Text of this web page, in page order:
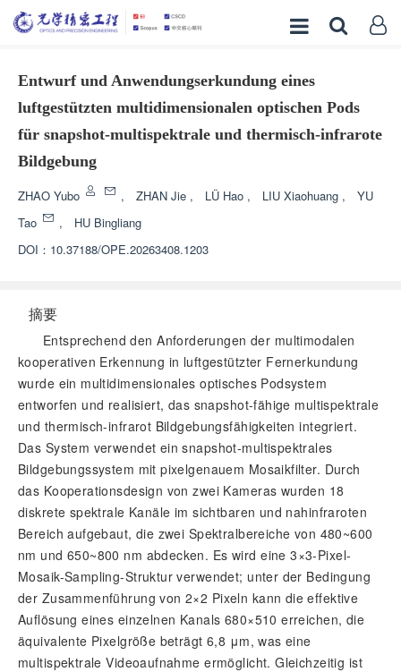
Entwurf und Anwendungserkundung eines
luftgestützten multidimensionalen optischen Pods
für snapshot-multispektrale und thermisch-infrarote
Bildgebung
ZHAO Yubo , ZHAN Jie , LÜ Hao , LIU Xiaohuang ,
YU
Tao
,
HU Bingliang
DOI： 10.37188/OPE.20263408.1203
摘要
Entsprechend den Anforderungen der multimodalen
kooperativen Erkennung in luftgestützter Fernerkundung
wurde ein multidimensionales optisches Podsystem
entworfen und realisiert, das snapshot-fähige multispektrale
und thermisch-infrarot Bildgebungsfähigkeiten integriert.
Das System verwendet ein snapshot-multispektrales
Bildgebungssystem mit pixelgenauem Mosaikfilter. Durch
das Kooperationsdesign von zwei Kameras wurden 18
diskrete spektrale Kanäle im sichtbaren und nahinfraroten
Bereich aufgebaut, die zwei Spektralbereiche von 480~600
nm und 650~800 nm abdecken. Es wird eine 3×3-Pixel-
Mosaik-Sampling-Struktur verwendet; unter der Bedingung
der Zusammenführung von 2×2 Pixeln kann die effektive
Auflösung eines einzelnen Kanals 680×510 erreichen, die
äquivalente Pixelgröße beträgt 6,8 μm, was eine
multispektrale Videoaufnahme ermöglicht. Gleichzeitig ist